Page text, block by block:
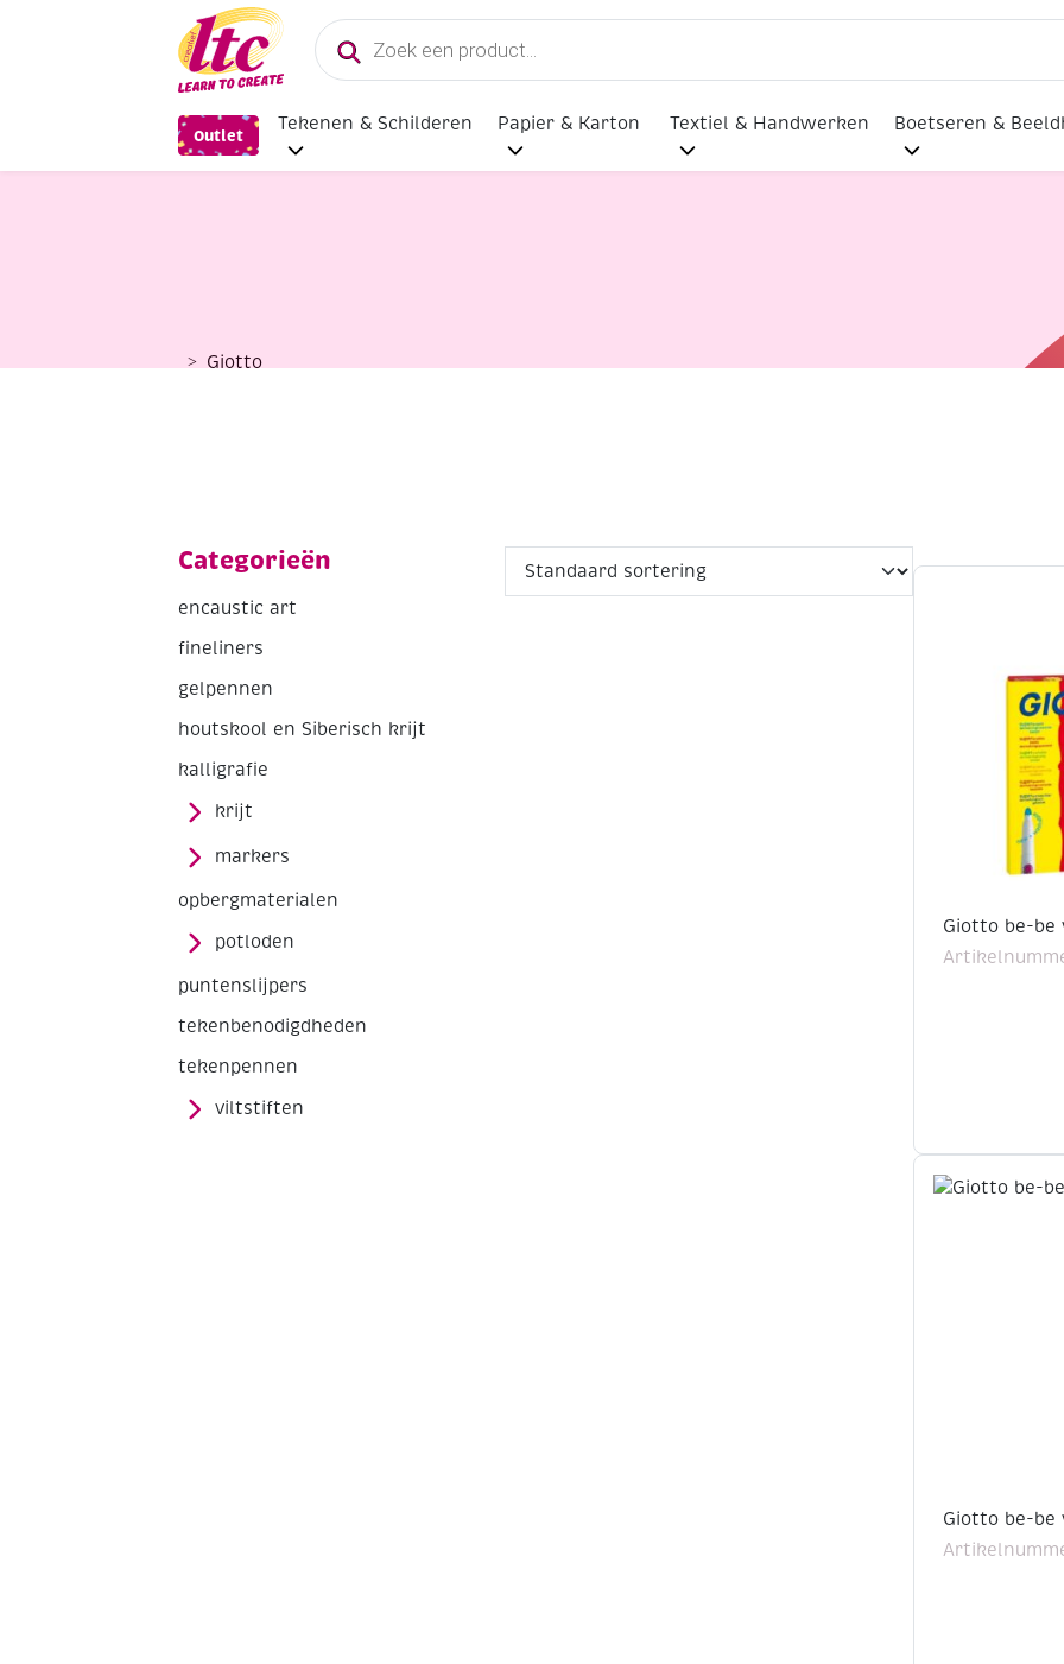
Producten
zoeken
Outlet
Tekenen & Schilderen Papier & Karton Textiel & Handwerken Boetseren &
Giotto
Categorieën
encaustic art
fineliners
gelpennen
houtskool en Siberisch krijt
kalligrafie
krijt
markers
opbergmaterialen
potloden
puntenslijpers
tekenbenodigdheden
tekenpennen
viltstiften
Giotto be-
Giotto be-